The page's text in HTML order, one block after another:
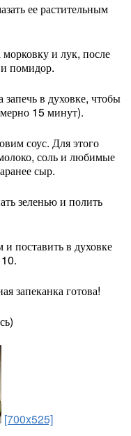
ее растительным
и лук, после
и помидор.
в духовке, чтобы
15 минут).
соус. Для этого
соль и любимые
сыр.
зеленью и полить
поставить в духовке
запеканка готова!
[700x525]